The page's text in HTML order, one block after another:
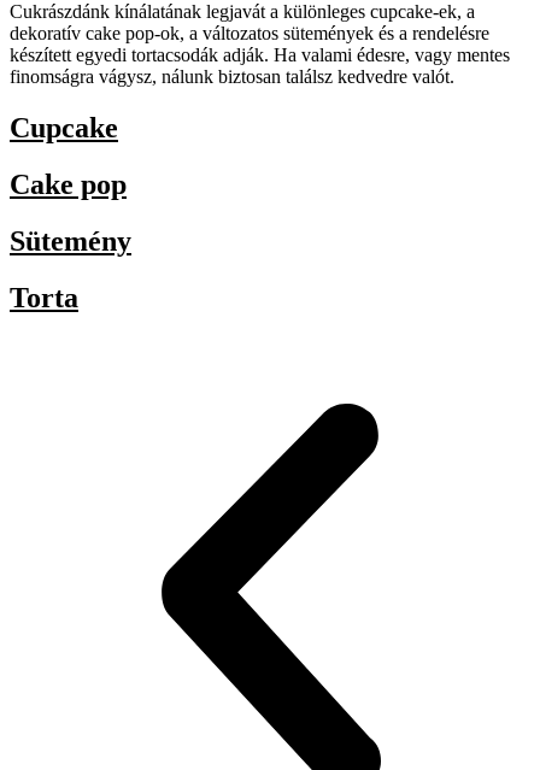
Cukrászdánk kínálatának legjavát a különleges cupcake-ek, a
dekoratív cake pop-ok, a változatos sütemények és a rendelésre
készített egyedi tortacsodák adják. Ha valami édesre, vagy mentes
finomságra vágysz, nálunk biztosan találsz kedvedre valót.
Cupcake
Cake pop
Sütemény
Torta